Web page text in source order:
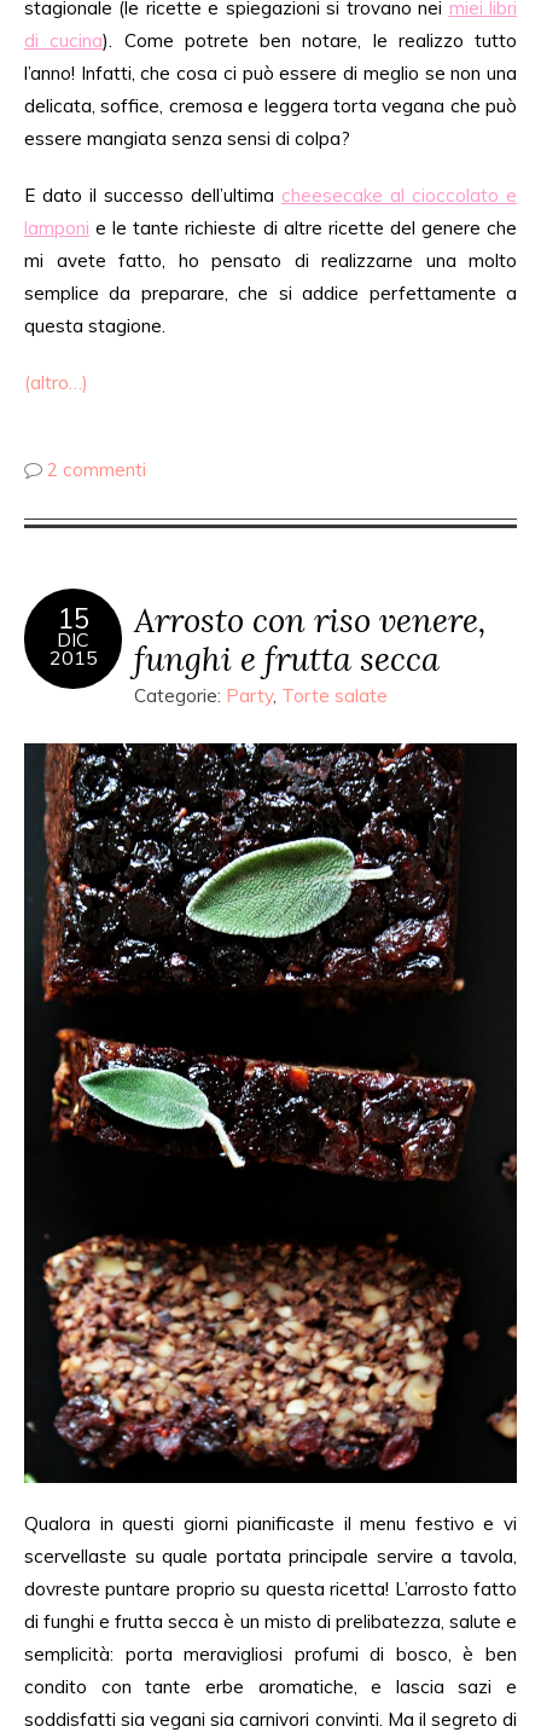
stagionale (le ricette e spiegazioni si trovano nei miei libri
di cucina). Come potrete ben notare, le realizzo tutto
l’anno! Infatti, che cosa ci può essere di meglio se non una
delicata, soffice, cremosa e leggera torta vegana che può
essere mangiata senza sensi di colpa?
E dato il successo dell’ultima cheesecake al cioccolato e
lamponi e le tante richieste di altre ricette del genere che
mi avete fatto, ho pensato di realizzarne una molto
semplice da preparare, che si addice perfettamente a
questa stagione.
(altro…)
2 commenti
15
DIC
2015
Arrosto con riso venere,
funghi e frutta secca
Categorie: Party, Torte salate
Qualora in questi giorni pianificaste il menu festivo e vi
scervellaste su quale portata principale servire a tavola,
dovreste puntare proprio su questa ricetta! L’arrosto fatto
di funghi e frutta secca è un misto di prelibatezza, salute e
semplicità: porta meravigliosi profumi di bosco, è ben
condito con tante erbe aromatiche, e lascia sazi e
soddisfatti sia vegani sia carnivori convinti. Ma il segreto di